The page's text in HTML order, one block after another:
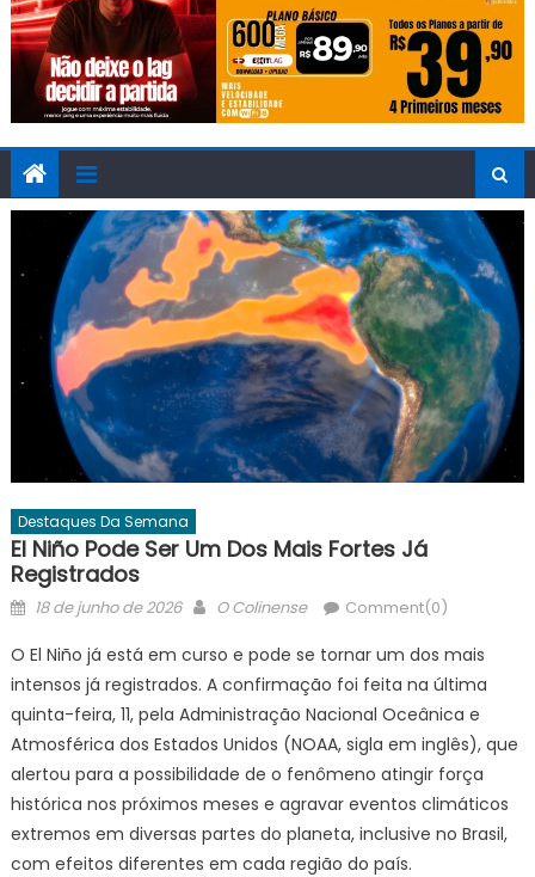
Destaques Da Semana
El Niño Pode Ser Um Dos Mais Fortes Já
Registrados
Posted
18 de junho de 2026 Author
O Colinense Comment(0)
O El Niño já está em curso e pode se tornar um dos mais
intensos já registrados. A confirmação foi feita na última
quinta-feira, 11, pela Administração Nacional Oceânica e
Atmosférica dos Estados Unidos (NOAA, sigla em inglês), que
alertou para a possibilidade de o fenômeno atingir força
histórica nos próximos meses e agravar eventos climáticos
extremos em diversas partes do planeta, inclusive no Brasil,
com efeitos diferentes em cada região do país.